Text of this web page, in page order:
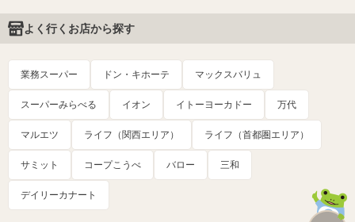
よく行くお店から探す
業務スーパー ドン・キホーテ マックスバリュ
スーパーみらべる イオン イトーヨーカドー 万代
マルエツ ライフ（関西エリア） ライフ（首都圏エリア）
サミット コープこうべ バロー 三和
デイリーカナート